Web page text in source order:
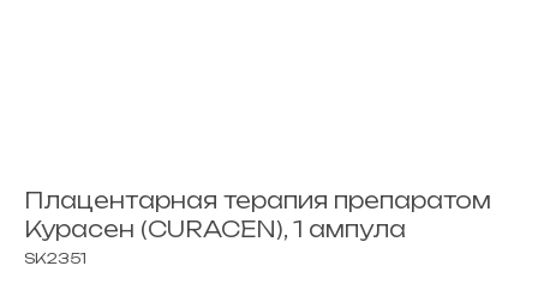
Плацентарная терапия препаратом
Курасен (CURACEN), 1 ампула
SK2351